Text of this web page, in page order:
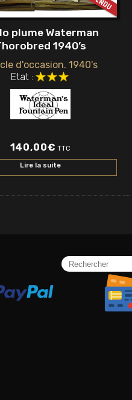
plume Waterman
1940’s
d'occasion. 1940's
Etat :
140,00€ TTC
Lire la suite